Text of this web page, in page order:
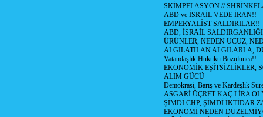
SKİMPFLASYON //
ABD ve İSRAİL VEDE İRAN!!
EMPERYALİST SALDIRILAR!!
ABD, İSRAİL SALDIRGANLIĞI
ÜRÜNLER, NEDEN UCUZ,
ALGILATILAN ALGILARLA,
Vatandaşlık Hukuku Bozulunca!!
EKONOMİK EŞİTSİZLİKLER,
ALIM GÜCÜ
Demokrasi, Barış ve Kardeşlik
ASGARİ ÜÇRET KAÇ LİRA
ŞİMDİ CHP, ŞİMDİ İKTİDAR
EKONOMİ NEDEN